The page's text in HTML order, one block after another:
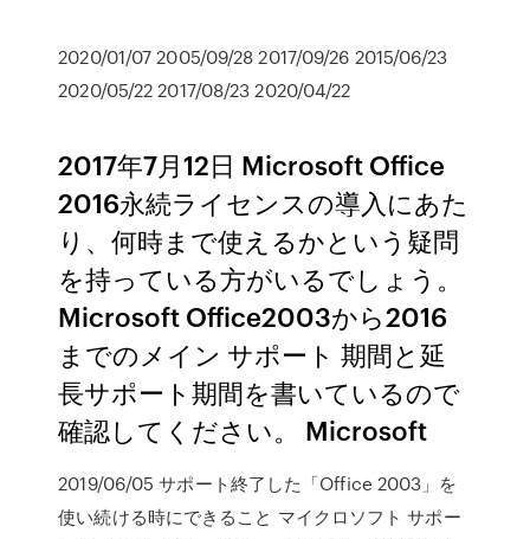
2020/01/07 2005/09/28 2017/09/26 2015/06/23
2020/05/22 2017/08/23 2020/04/22
2017年7月12日 Microsoft Office
2016永続ライセンスの導入にあた
り、何時まで使えるかという疑問
を持っている方がいるでしょう。
Microsoft Office2003から2016
までのメイン サポート 期間と延
長サポート期間を書いているので
確認してください。 Microsoft
2019/06/05 サポート終了した「Office 2003」を
使い続ける時にできること マイクロソフト サポー